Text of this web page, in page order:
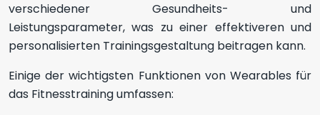
verschiedener Gesundheits- und
Leistungsparameter, was zu einer effektiveren und
personalisierten Trainingsgestaltung beitragen kann.
Einige der wichtigsten Funktionen von Wearables für
das Fitnesstraining umfassen: